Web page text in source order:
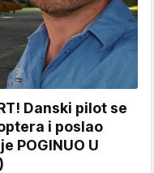
Danski pilot se
i poslao
POGINUO U